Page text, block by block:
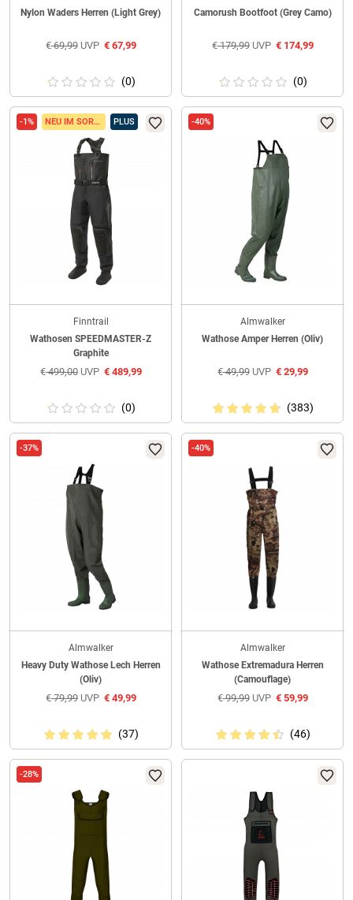
Nylon Waders Herren (Light Grey)
€69,99UVP €67,99
(0)
Camorush Bootfoot (Grey Camo)
€179,99UVP €174,99
(0)
-1% NEU IM SORTIMENT PLUS
Finntrail
Wathosen SPEEDMASTER-Z
Graphite
€499,00UVP €489,99
(0)
-40%
Almwalker
Wathose Amper Herren (Oliv)
€49,99UVP €29,99
(383)
-37%
Almwalker
Heavy Duty Wathose Lech Herren
(Oliv)
€79,99UVP €49,99
(37)
-40%
Almwalker
Wathose Extremadura Herren
(Camouflage)
€99,99UVP €59,99
(46)
-28%